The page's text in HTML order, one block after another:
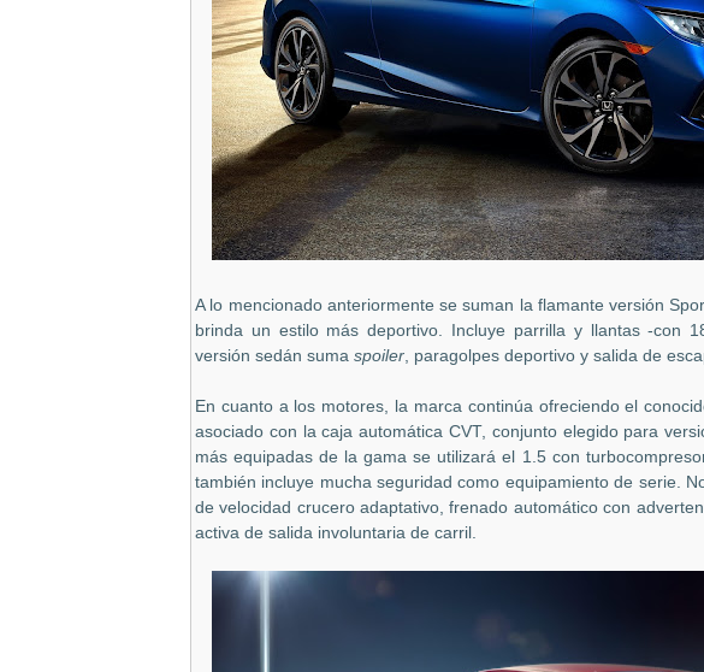
A lo mencionado anteriormente se suman la flamante versión
brinda un estilo más deportivo. Incluye parrilla y llantas -con
versión sedán suma spoiler , paragolpes deportivo y salida de
En cuanto a los motores, la marca continúa ofreciendo el
asociado con la caja automática CVT, conjunto elegido para
más equipadas de la gama se utilizará el 1.5 con
también incluye mucha seguridad como equipamiento de serie.
de velocidad crucero adaptativo, frenado automático con
activa de salida involuntaria de carril.